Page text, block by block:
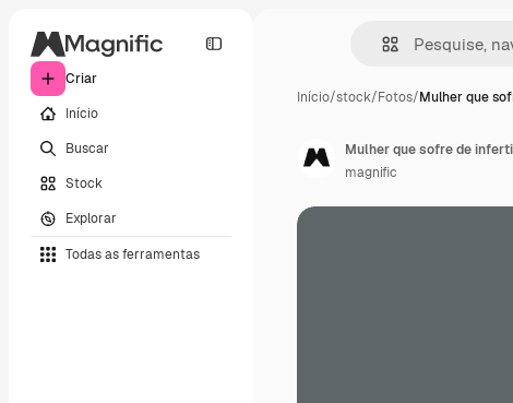
Criar
Início
Buscar
Stock
Explorar
Todas as ferramentas
Início/stock/Fotos/Mulher que
Mulher que sofre de
magnific